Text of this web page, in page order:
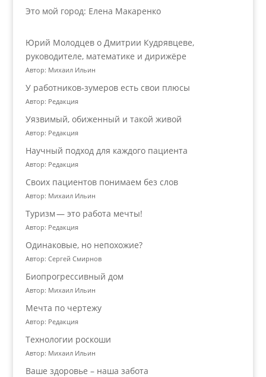
Это мой город: Елена Макаренко
Юрий Молодцев о Дмитрии Кудрявцеве,
руководителе, математике и дирижёре
Автор: Михаил Ильин
У работников‑зумеров есть свои плюсы
Автор: Редакция
Уязвимый, обиженный и такой живой
Автор: Редакция
Научный подход для каждого пациента
Автор: Редакция
Своих пациентов понимаем без слов
Автор: Михаил Ильин
Туризм — это работа мечты!
Автор: Редакция
Одинаковые, но непохожие?
Автор: Сергей Смирнов
Биопрогрессивный дом
Автор: Михаил Ильин
Мечта по чертежу
Автор: Редакция
Технологии роскоши
Автор: Михаил Ильин
Ваше здоровье – наша забота